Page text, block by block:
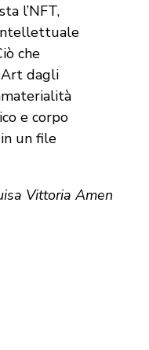
l’NFT,
che
dagli
e corpo
un file
Vittoria Amen